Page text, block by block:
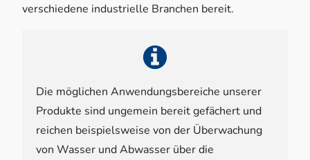
verschiedene industrielle Branchen bereit.
Die möglichen Anwendungsbereiche unserer
Produkte sind ungemein bereit gefächert und
reichen beispielsweise von der Überwachung
von Wasser und Abwasser über die